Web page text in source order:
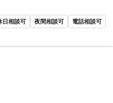
日相談可 夜間相談可 電話相談可
報を見る